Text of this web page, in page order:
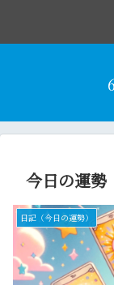
今日の運
日記（今日の運勢）